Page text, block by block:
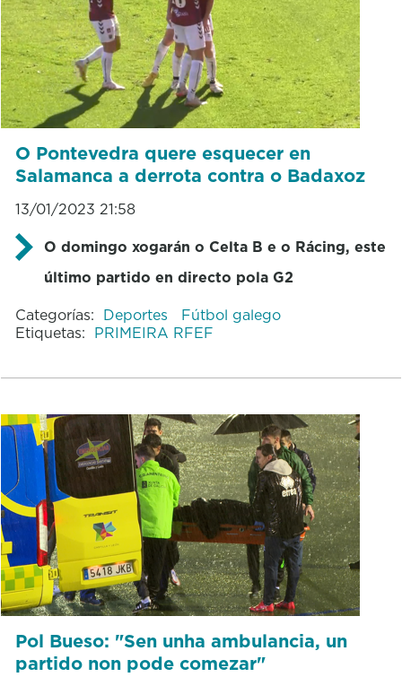
O Pontevedra quere esquecer en
Salamanca a derrota contra o Badaxoz
13/01/2023 21:58
O domingo xogarán o Celta B e o Rácing, este
último partido en directo pola G2
Categorías: Deportes
Fútbol galego
Etiquetas: PRIMEIRA RFEF
Pol Bueso: "Sen unha ambulancia, un
partido non pode comezar"